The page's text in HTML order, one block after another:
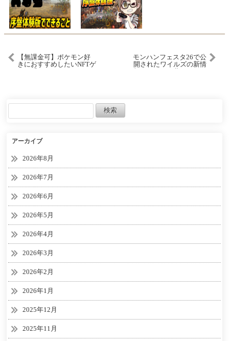
【無課金可】ポケモン好
きにおすすめしたいNFTゲ
モンハンフェスタ26で公
開されたワイルズの新情
アーカイブ
2026年8月
2026年7月
2026年6月
2026年5月
2026年4月
2026年3月
2026年2月
2026年1月
2025年12月
2025年11月